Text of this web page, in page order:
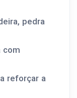
pedra
com
reforçar a